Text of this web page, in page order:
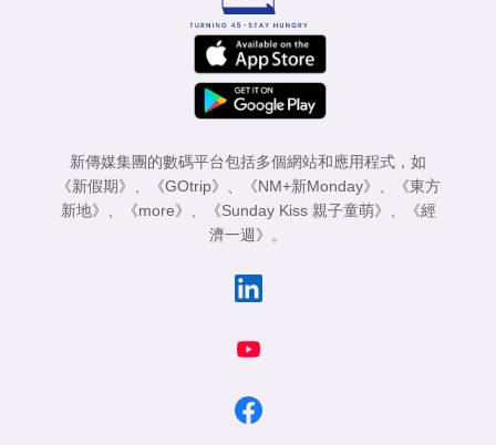
新傳媒集團的數碼平台包括多個網站和應用程式，如
《新假期》
《GOtrip》 《NM+新Monday》
《東方
新地》
《more》 《Sunday Kiss 親子童萌》
《經
濟一週》
。